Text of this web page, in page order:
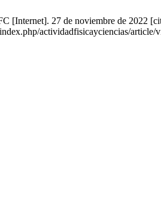
[Internet]. 27 de noviembre de 2022
actividadfisicayciencias/article/